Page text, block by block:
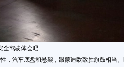
全驾驶体会吧
，汽车底盘和悬架，跟蒙迪欧致胜旗鼓相当